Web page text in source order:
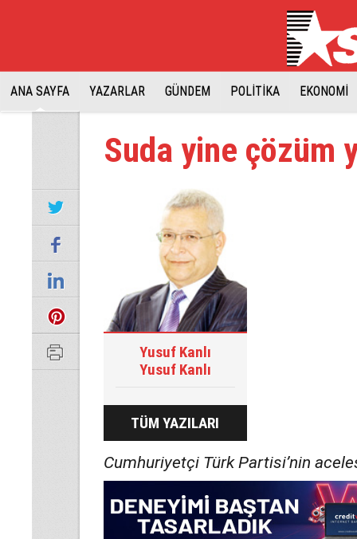
ANA SAYFA YAZARLAR GÜNDEM POLİTİKA EKONOMİ
Suda yine çözüm
Yusuf Kanlı
Yusuf Kanlı
TÜM YAZILARI
Cumhuriyetçi Türk Partisi’nin